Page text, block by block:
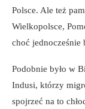
Polsce. Ale też
Wielkopolsce,
choć jednocześnie
Podobnie było w
Indusi, którzy
spojrzeć na to